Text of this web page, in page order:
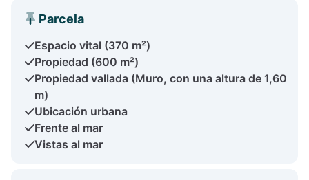
Parcela
Espacio vital (370 m²)
Propiedad (600 m²)
Propiedad vallada (Muro, con una altura de 1,60
m)
Ubicación urbana
Frente al mar
Vistas al mar